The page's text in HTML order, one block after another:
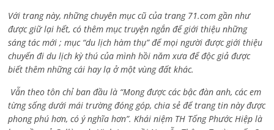
Với trang này, những chuyên mục cũ của trang 71.com gần như
được giữ lại hết, có thêm mục truyện ngắn để giới thiệu những
sáng tác mới ; mục “du lịch hàm thụ” để mọi người được giới thiệu
chuyến đi du lịch kỳ thú của mình hồi năm xưa để độc giả được
biết thêm những cái hay lạ ở một vùng đất khác.
Vẫn theo tôn chỉ ban đầu là “Mong được các bậc đàn anh, các em
từng sống dưới mái trường đóng góp, chia sẻ để trang tin này được
phong phú hơn, có ý nghĩa hơn”. Khái niệm TH Tống Phước Hiệp là